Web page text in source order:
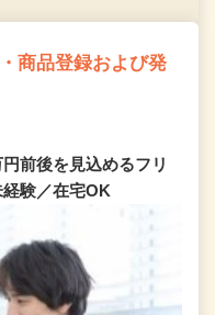
商品登録および発
前後を見込めるフリ
験／在宅OK